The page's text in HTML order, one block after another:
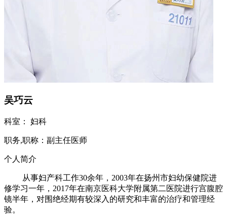
吴巧云
科室： 妇科
职务,职称： 副主任医师
个人简介
从事妇产科工作30余年，2003年在扬州市妇幼保健院进
修学习一年，2017年在南京医科大学附属第二医院进行宫腹腔
镜半年，对围绝经期有较深入的研究和丰富的治疗和管理经
验。